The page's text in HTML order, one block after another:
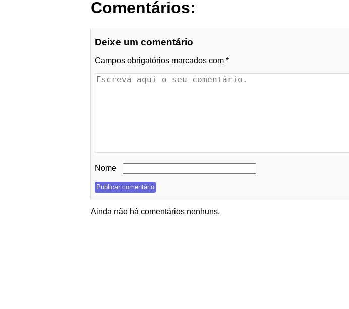
Comentários:
Deixe um comentário
Campos obrigatórios marcados com *
Nome
Ainda não há comentários nenhuns.